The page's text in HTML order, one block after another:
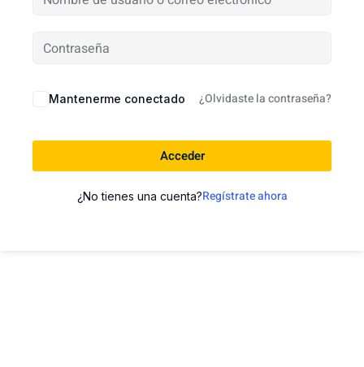
Mantenerme conectado ¿Olvidaste la contraseña?
Acceder
¿No tienes una cuenta?Regístrate ahora